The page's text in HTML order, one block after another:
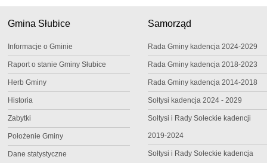
Gmina Słubice
Informacje o Gminie
Raport o stanie Gminy Słubice
Herb Gminy
Historia
Zabytki
Położenie Gminy
Dane statystyczne
Samorząd
Rada Gminy kadencja 2024-2029
Rada Gminy kadencja 2018-2023
Rada Gminy kadencja 2014-2018
Sołtysi kadencja 2024 - 2029
Sołtysi i Rady Sołeckie kadencji
2019-2024
Sołtysi i Rady Sołeckie kadencja